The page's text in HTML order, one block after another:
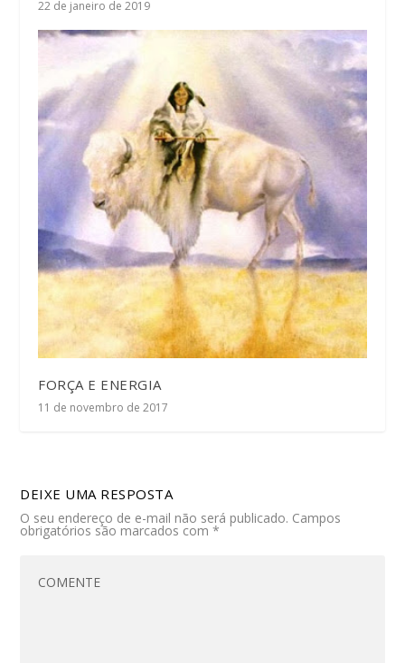
22 de janeiro de 2019
FORÇA E ENERGIA
11 de novembro de 2017
DEIXE UMA RESPOSTA
O seu endereço de e-mail não será publicado. Campos
obrigatórios são marcados com*